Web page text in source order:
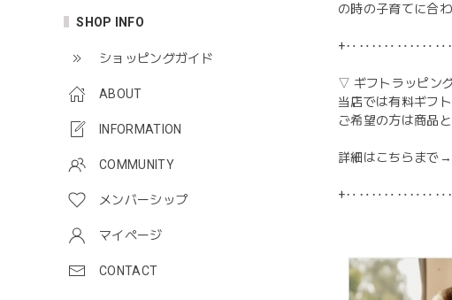
SHOP INFO
ショッピングガイド
ABOUT
INFORMATION
COMMUNITY
メンバーシップ
マイページ
CONTACT
の時の子育てに合
▽ ギフトラッピン
当店では有料ギフ
ご希望の方は商品
詳細はこちらまで→